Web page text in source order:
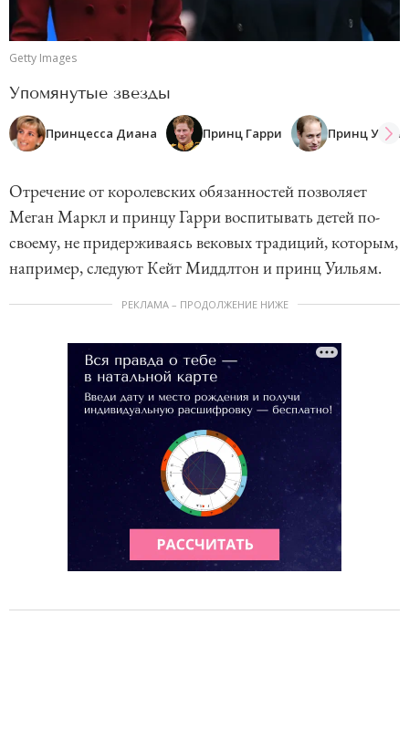
Getty Images
Упомянутые звезды
Принцесса Диана Принц Гарри Принц
Отречение от королевских обязанностей позволяет
Меган Маркл и принцу Гарри воспитывать детей по-
своему, не придерживаясь вековых традиций, которым,
например, следуют Кейт Миддлтон и принц Уильям.
РЕКЛАМА – ПРОДОЛЖЕНИЕ НИЖЕ